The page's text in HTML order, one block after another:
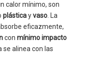
calor mínimo, son
plásticayvaso . La
eficazmente,
con mínimo impacto
se alinea con las